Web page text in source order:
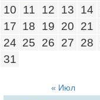
10
11 12 13 14
17 18 19 20 21
24 25 26 27 28
31
« Июл